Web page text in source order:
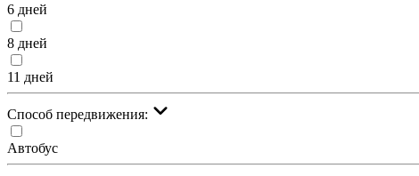
6 дней
8 дней
11 дней
Cпособ передвижения:
Автобус